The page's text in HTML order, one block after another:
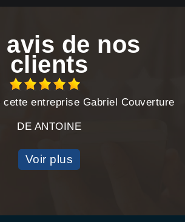
avis de nos
clients
cette entreprise Gabriel Couverture
DE ANTOINE
Voir plus